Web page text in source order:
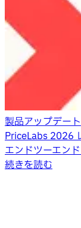
製品アップデート
PriceLabs 2026
エンドツーエン
続きを読む